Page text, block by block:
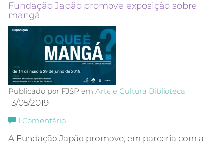
Fundação Japão promove exposição sobre
mangá
Publicado por FJSP em Arte e Cultura Biblioteca
13/05/2019
1 Comentário
A Fundação Japão promove, em parceria com a